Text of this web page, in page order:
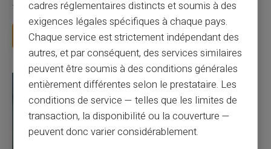
facture 50 € par an pour une carte que vo...
Lire la suite
cadres réglementaires distincts et soumis à des
exigences légales spécifiques à chaque pays.
Chaque service est strictement indépendant des
autres, et par conséquent, des services similaires
peuvent être soumis à des conditions générales
entièrement différentes selon le prestataire. Les
conditions de service — telles que les limites de
transaction, la disponibilité ou la couverture —
peuvent donc varier considérablement.